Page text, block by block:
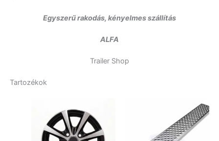
Egyszerű rakodás, kényelmes szállítás
ALFA
Trailer Shop
Tartozékok